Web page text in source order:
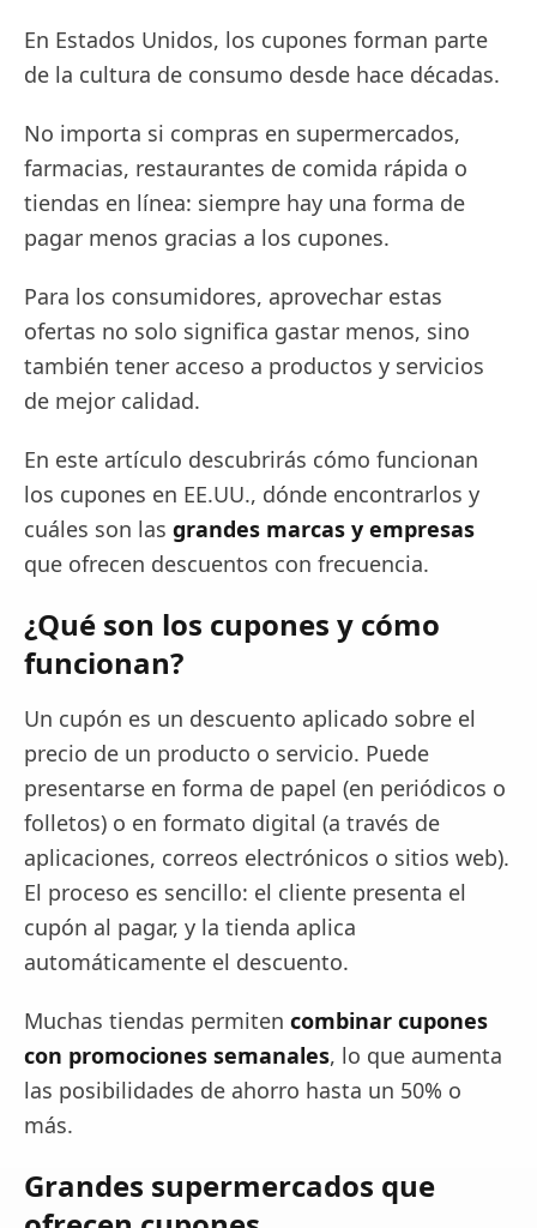
En Estados Unidos, los cupones forman parte
de la cultura de consumo desde hace décadas.
No importa si compras en supermercados,
farmacias, restaurantes de comida rápida o
tiendas en línea: siempre hay una forma de
pagar menos gracias a los cupones.
Para los consumidores, aprovechar estas
ofertas no solo significa gastar menos, sino
también tener acceso a productos y servicios
de mejor calidad.
En este artículo descubrirás cómo funcionan
los cupones en EE.UU., dónde encontrarlos y
cuáles son las grandes marcas y empresas
que ofrecen descuentos con frecuencia.
¿Qué son los cupones y cómo
funcionan?
Un cupón es un descuento aplicado sobre el
precio de un producto o servicio. Puede
presentarse en forma de papel (en periódicos o
folletos) o en formato digital (a través de
aplicaciones, correos electrónicos o sitios web).
El proceso es sencillo: el cliente presenta el
cupón al pagar, y la tienda aplica
automáticamente el descuento.
Muchas tiendas permiten combinar cupones
con promociones semanales, lo que aumenta
las posibilidades de ahorro hasta un 50% o
más.
Grandes supermercados que